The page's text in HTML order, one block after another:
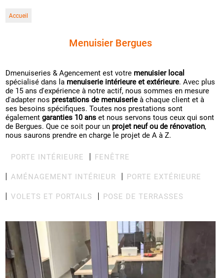
Accueil
Menuisier Bergues
Dmenuiseries & Agencement est votre menuisier local
spécialisé dans la menuiserie intérieure et extérieure. Avec plus
de 15 ans d'expérience à notre actif, nous sommes en mesure
d'adapter nos prestations de menuiserie à chaque client et à
ses besoins spécifiques. Toutes nos prestations sont
également garanties 10 ans et nous servons tous ceux qui sont
de Bergues. Que ce soit pour un projet neuf ou de rénovation,
nous saurons prendre en charge le projet de A à Z.
PORTE INTÉRIEURE FENÊTRE
AMÉNAGEMENT INTÉRIEUR PORTE EXTÉRIEURE
VOLETS ET PORTAILS POSE DE TERRASSES